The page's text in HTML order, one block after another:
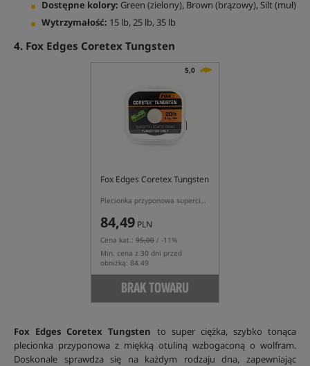
Dostępne kolory: Green (zielony), Brown (brązowy), Silt (muł)
Wytrzymałość: 15 lb, 25 lb, 35 lb
4. Fox Edges Coretex Tungsten
5,0
Fox Edges Coretex Tungsten
Plecionka przyponowa superciężka
84,49 PLN
Cena kat.: 95,00 / -11%
Min. cena z 30 dni przed
obniżką: 84.49
BRAK TOWARU
Fox Edges Coretex Tungsten to super ciężka, szybko tonąca
plecionka przyponowa z miękką otuliną wzbogaconą o wolfram.
Doskonale sprawdza się na każdym rodzaju dna, zapewniając